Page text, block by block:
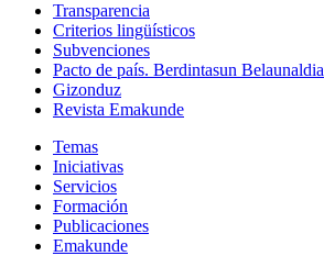
Transparencia
Criterios lingüísticos
Subvenciones
Pacto de país. Berdintasun Belaunaldia
Gizonduz
Revista Emakunde
Temas
Iniciativas
Servicios
Formación
Publicaciones
Emakunde